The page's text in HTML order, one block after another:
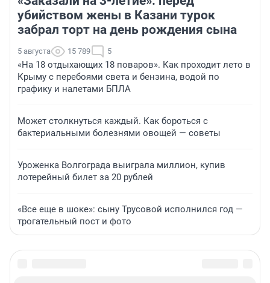
убийством жены в Казани турок
забрал торт на день рождения сына
5 августа 15 789 5
«На 18 отдыхающих 18 поваров». Как проходит лето в
Крыму с перебоями света и бензина, водой по
графику и налетами БПЛА
Может столкнуться каждый. Как бороться с
бактериальными болезнями овощей — советы
Уроженка Волгограда выиграла миллион, купив
лотерейный билет за 20 рублей
«Все еще в шоке»: сыну Трусовой исполнился год —
трогательный пост и фото